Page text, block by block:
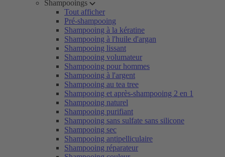
Shampooings
Tout afficher
Pré-shampooing
Shampooing à la kératine
Shampooing à l'huile d'argan
Shampooing lissant
Shampooing volumateur
Shampooing pour hommes
Shampooing à l'argent
Shampooing au tea tree
Shampooing et après-shampooing 2 en 1
Shampooing naturel
Shampooing purifiant
Shampooing sans sulfate sans silicone
Shampooing sec
Shampooing antipelliculaire
Shampooing réparateur